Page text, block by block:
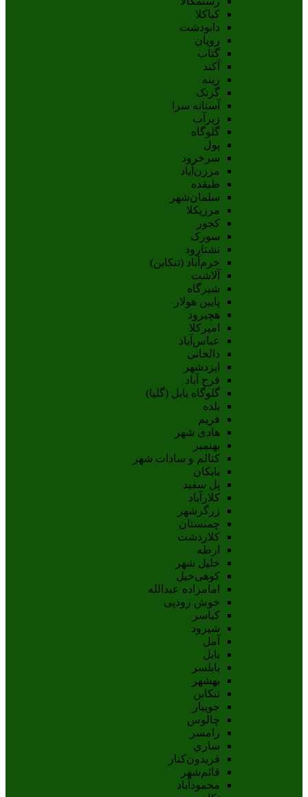
کیاکلا
دابودشت
رویان
گتاب
آکند
رینه
گزنک
آستانه سرا
زیرآب
گلوگاه
پول
سرخرود
مرزن‌آباد
طبقده
سلمان‌شهر
مرزیکلا
کجور
سورک
نشتارود
خرم‌آباد (تنکابن)
آلاشت
شیرگاه
پایین هولار
هچیرود
امیرکلا
عباس‌آباد
دالخانی
ایزدشهر
فرح آباد
گلوگاه بابل (گلیا)
بلده
فریم
هادی شهر
بهنمیر
کتالم و سادات شهر
بابکان
پل سفید
کلارآباد
زرگرشهر
چمنستان
کلاردشت
ارطه
خلیل شهر
کوهی‌خیل
امامزاده عبدالله
خوش رودپی
کیاسر
شیرود
آمل
بابل
بابلسر
بهشهر
تنکابن
جويبار
چالوس
رامسر
ساري
فريدون‌کنار
قائم‌شهر
محمودآباد